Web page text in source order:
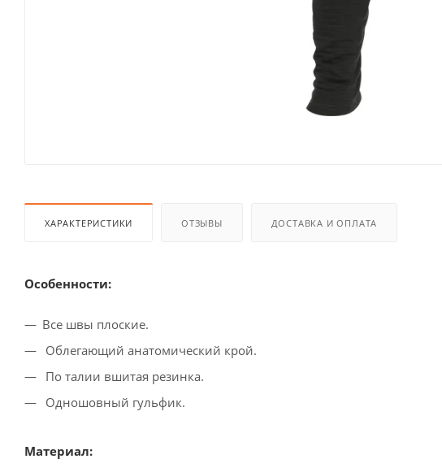
ХАРАКТЕРИСТИКИ ОТЗЫВЫ ДОСТАВКА И ОПЛАТА
Особенности:
Все швы плоские.
Облегающий анатомический крой.
По талии вшитая резинка.
Одношовный гульфик.
Материал: